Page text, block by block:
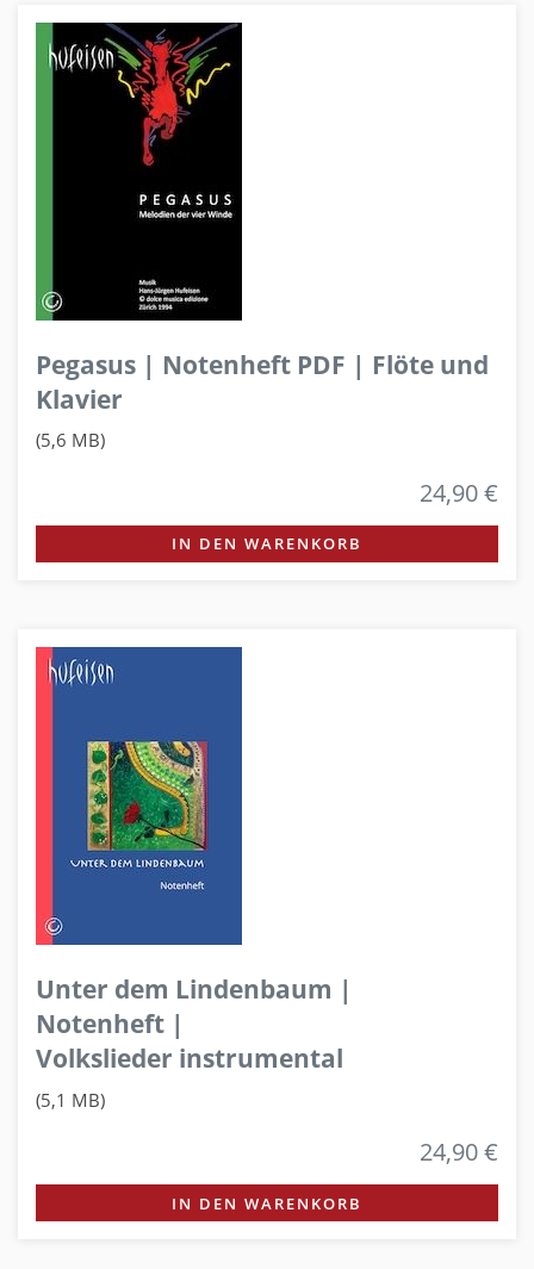
Pegasus | Notenheft PDF | Flöte und
Klavier
(5,6 MB)
24,90 €
IN DEN WARENKORB
Unter dem Lindenbaum |
Notenheft |
Volkslieder instrumental
(5,1 MB)
24,90 €
IN DEN WARENKORB